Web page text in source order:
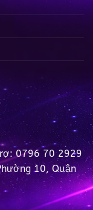
0796 70 2929
10, Quận